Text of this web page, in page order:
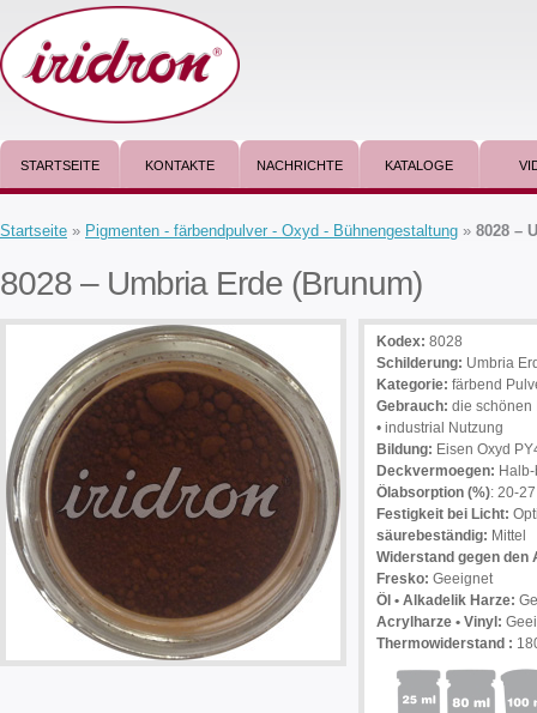
STARTSEITE KONTAKTE NACHRICHTE KATALOGE
Startseite » Pigmenten - färbendpulver - Oxyd - Bühnengestaltung » 8028 –
8028 – Umbria Erde (Brunum)
Kodex: 8028
Schilderung: Umbria
Kategorie: färbend
Gebrauch: die schönen
• industrial Nutzung
Bildung: Eisen Oxyd
Deckvermoegen:
Ölabsorption (%): 20-27
Festigkeit bei Licht:
säurebeständig: Mittel
Widerstand gegen den
Fresko: Geeignet
Öl • Alkadelik Harze:
Acrylharze • Vinyl:
Thermowiderstand :